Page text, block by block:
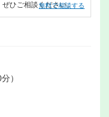
ひご相談ください。
無料で相談する
）